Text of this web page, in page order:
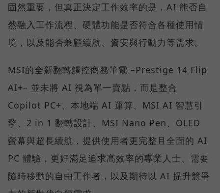
固然重要，但真正決定工作效率的是，AI 能否自
然融入工作流程、硬體功能是否符合各種使用情
境，以及能否兼顧續航、資安與行動力等需求。
MSI的全新翻轉觸控商務筆電 –Prestige 14 Flip
AI+– 並未將 AI 視為單一賣點，而是整合
Copilot PC+、本地端 AI 運算、MSI AI 智慧引
擎、2 in 1 翻轉設計、MSI Nano Pen、OLED
螢幕與超長續航，提供使用者更完整且全面的 AI
PC 體驗，更好滿足追求高效率的專業人士、需要
隨時移動的自由工作者，以及期待以 AI 提升競爭